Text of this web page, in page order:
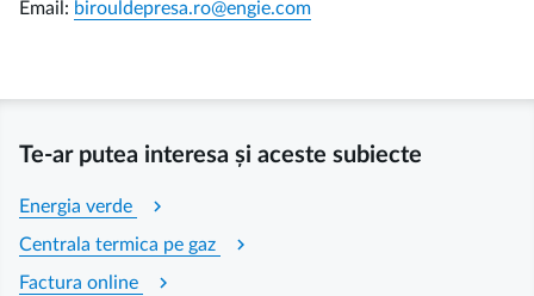
Email: birouldepresa.ro@engie.com
Te-ar putea interesa și aceste subiecte
Energia verde chevron_right
Centrala termica pe gaz chevron_right
Factura online chevron_right